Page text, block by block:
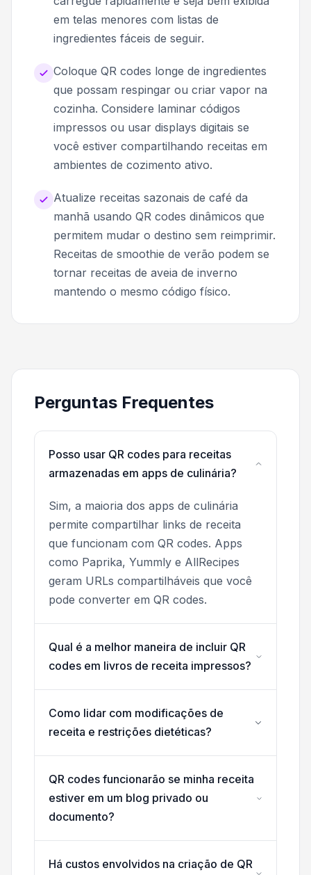
em telas menores com listas de
ingredientes fáceis de seguir.
Coloque QR codes longe de ingredientes
que possam respingar ou criar vapor na
cozinha. Considere laminar códigos
impressos ou usar displays digitais se
você estiver compartilhando receitas em
ambientes de cozimento ativo.
Atualize receitas sazonais de café da
manhã usando QR codes dinâmicos que
permitem mudar o destino sem reimprimir.
Receitas de smoothie de verão podem se
tornar receitas de aveia de inverno
mantendo o mesmo código físico.
Perguntas Frequentes
Posso usar QR codes para receitas
armazenadas em apps de culinária?
Sim, a maioria dos apps de culinária
permite compartilhar links de receita
que funcionam com QR codes. Apps
como Paprika, Yummly e AllRecipes
geram URLs compartilháveis que você
pode converter em QR codes.
Qual é a melhor maneira de incluir QR
codes em livros de receita impressos?
Como lidar com modificações de
receita e restrições dietéticas?
QR codes funcionarão se minha receita
estiver em um blog privado ou
documento?
Há custos envolvidos na criação de QR